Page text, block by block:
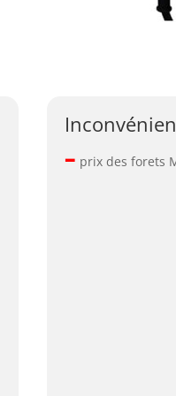
– prix des forets